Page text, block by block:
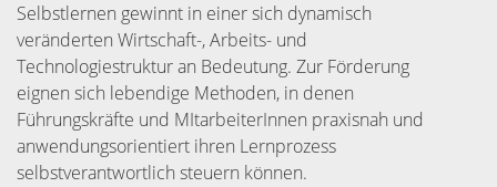
Selbstlernen gewinnt in einer sich dynamisch
veränderten Wirtschaft-, Arbeits- und
Technologiestruktur an Bedeutung. Zur Förderung
eignen sich lebendige Methoden, in denen
Führungskräfte und MItarbeiterInnen praxisnah und
anwendungsorientiert ihren Lernprozess
selbstverantwortlich steuern können.